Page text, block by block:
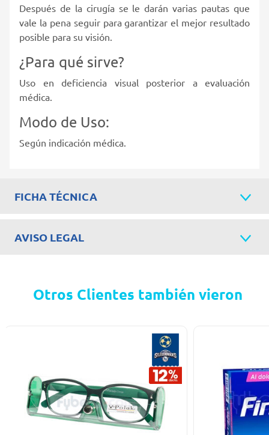
Después de la cirugía se le darán varias pautas que
vale la pena seguir para garantizar el mejor resultado
posible para su visión.
¿Para qué sirve?
Uso en deficiencia visual posterior a evaluación
médica.
Modo de Uso:
Según indicación médica.
FICHA TÉCNICA
AVISO LEGAL
Otros Clientes también vieron